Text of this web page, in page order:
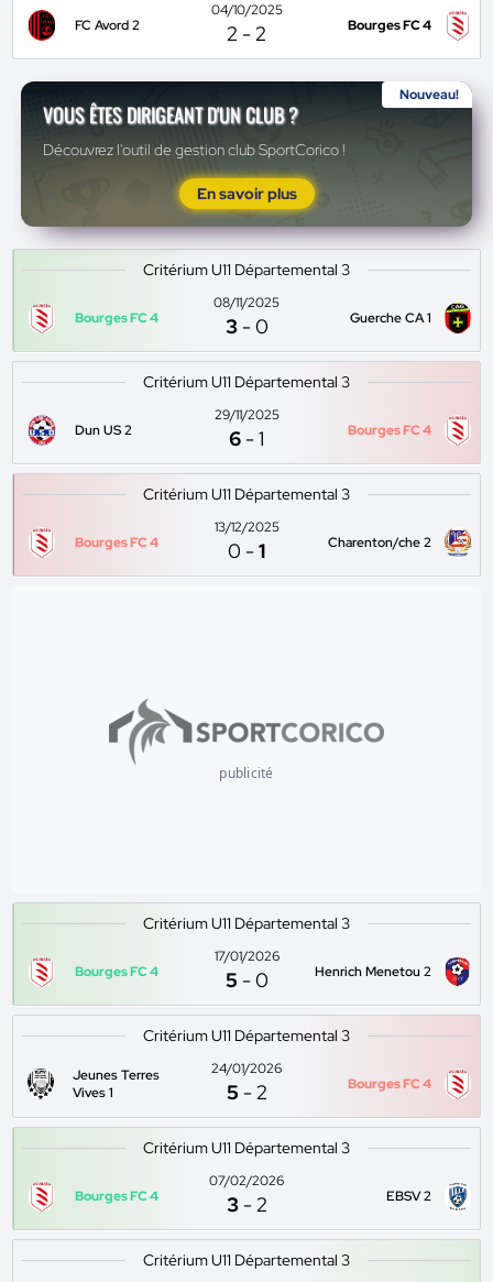
FC Avord 2
04/10/2025
2 -2 Bourges FC 4
Nouveau!
VOUS ÊTES DIRIGEANT D'UN CLUB ?
Découvrez l'outil de gestion club SportCorico !
En savoir plus
Critérium U11 Départemental 3
Bourges FC 4
08/11/2025
3 -0 Guerche CA 1
Critérium U11 Départemental 3
Dun US 2
29/11/2025
6 -1 Bourges FC 4
Critérium U11 Départemental 3
Bourges FC 4
13/12/2025
0 -1 Charenton/che 2
publicité
Critérium U11 Départemental 3
Bourges FC 4
17/01/2026
5 -0 Henrich Menetou 2
Critérium U11 Départemental 3
Jeunes Terres
Vives 1
24/01/2026
5 -2 Bourges FC 4
Critérium U11 Départemental 3
Bourges FC 4
07/02/2026
3 -2 EBSV 2
Critérium U11 Départemental 3